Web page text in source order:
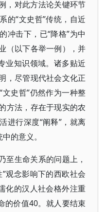
，对此方法论关键环节
的“文史哲”传统，自近
冲击下，已“降格”为中
（以下各举一例），并
业知识领域。诸多贴近
，尽管现代社会文化正
史哲”仍然作为一种整
方法，存在于现实的农
进行深度“阐释”，就离
的意义。
至生命关系的问题上，
观念影响下的西欧社会
化的汉人社会格外注重
的价值40。就人要结束